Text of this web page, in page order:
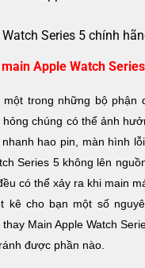
Series 5 chính
Apple Watch
trong những bộ phận
chúng có thể ảnh
hao pin, màn hình
Series 5 không lên
có thể xảy ra khi main
kê cho bạn một số
Main Apple Watch
được phần nào.